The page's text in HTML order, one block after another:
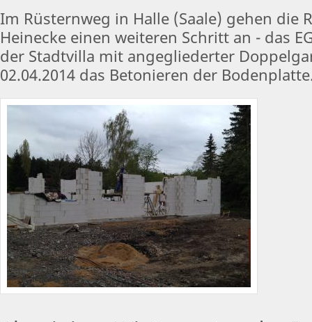
Im Rüsternweg in Halle (Saale) gehen die
Heinecke einen weiteren Schritt an - das
der Stadtvilla mit angegliederter
02.04.2014 das Betonieren der